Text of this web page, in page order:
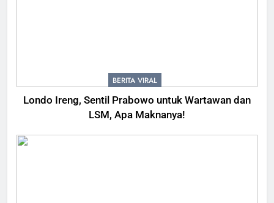
BERITA VIRAL
Londo Ireng, Sentil Prabowo untuk Wartawan dan
LSM, Apa Maknanya!